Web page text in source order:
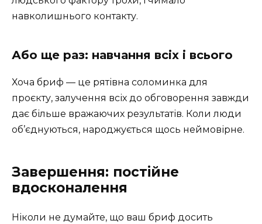
навколишнього контакту.
Або ще раз: навчання всіх і всього
Хоча бриф — це рятівна соломинка для
проєкту, залучення всіх до обговорення завжди
дає більше вражаючих результатів. Коли люди
об’єднуються, народжується щось неймовірне.
Завершення: постійне
вдосконалення
Ніколи не думайте, що ваш бриф досить